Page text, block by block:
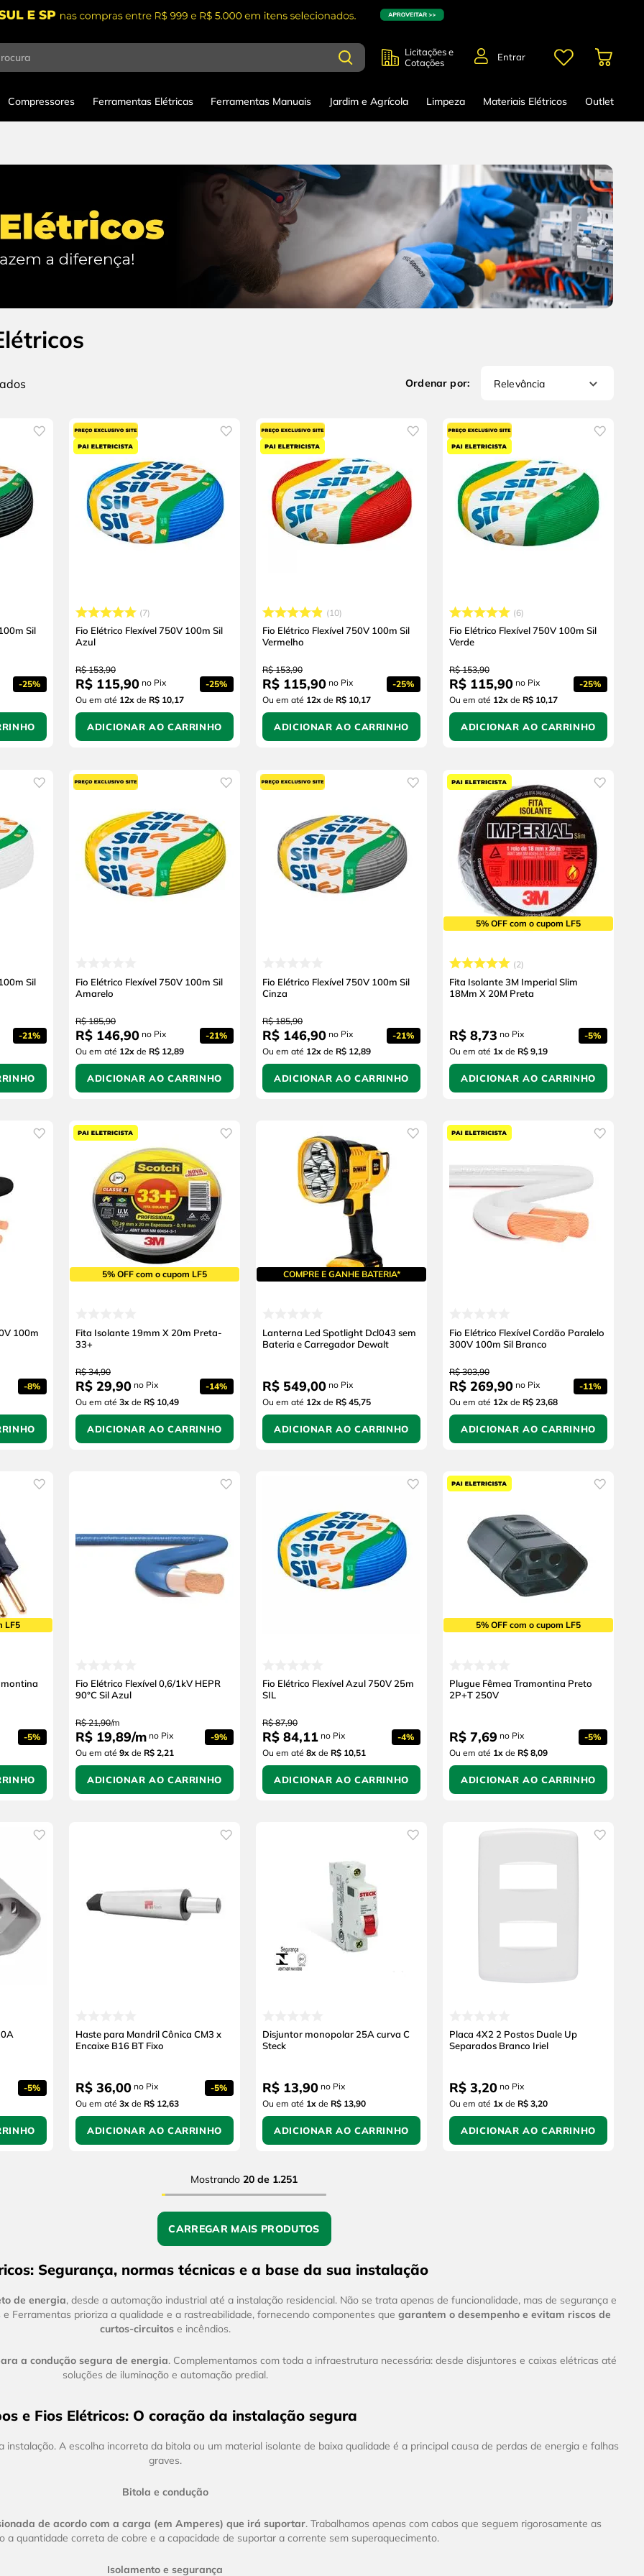
Licitações e
Cotações
Entrar
Compressores Ferramentas Elétricas Ferramentas Manuais Jardim e Agrícola Limpeza Materiais Elétricos Outlet
Relevância
Sil
-25%
7
Fio Elétrico Flexível 750V 100m Sil
Azul
R$ 153,90
R$ 115,90 no Pix -25%
Ou em até 12x de R$ 10,17
ADICIONAR AO CARRINHO
10
Fio Elétrico Flexível 750V 100m Sil
Vermelho
R$ 153,90
R$ 115,90 no Pix -25%
Ou em até 12x de R$ 10,17
ADICIONAR AO CARRINHO
6
Fio Elétrico Flexível 750V 100m Sil
Verde
R$ 153,90
R$ 115,90 no Pix -25%
Ou em até 12x de R$ 10,17
ADICIONAR AO CARRINHO
Sil
-21%
Fio Elétrico Flexível 750V 100m Sil
Amarelo
R$ 185,90
R$ 146,90 no Pix -21%
Ou em até 12x de R$ 12,89
ADICIONAR AO CARRINHO
Fio Elétrico Flexível 750V 100m Sil
Cinza
R$ 185,90
R$ 146,90 no Pix -21%
Ou em até 12x de R$ 12,89
ADICIONAR AO CARRINHO
5% OFF com o cupom LF5
2
Fita Isolante 3M Imperial Slim
18Mm X 20M Preta
R$ 8,73 no Pix -5%
Ou em até 1x de R$ 9,19
ADICIONAR AO CARRINHO
100m
-8%
5% OFF com o cupom LF5
Fita Isolante 19mm X 20m Preta-
33+
R$ 34,90
R$ 29,90 no Pix -14%
Ou em até 3x de R$ 10,49
ADICIONAR AO CARRINHO
COMPRE E GANHE BATERIA*
Lanterna Led Spotlight Dcl043 sem
Bateria e Carregador Dewalt
R$ 549,00 no Pix
Ou em até 12x de R$ 45,75
ADICIONAR AO CARRINHO
Fio Elétrico Flexível Cordão Paralelo
300V 100m Sil Branco
R$ 303,90
R$ 269,90 no Pix -11%
Ou em até 12x de R$ 23,68
ADICIONAR AO CARRINHO
LF5
-5%
Fio Elétrico Flexível 0,6/1kV HEPR
90°C Sil Azul
R$ 21,90/m
R$ 19,89/m no Pix -9%
Ou em até 9x de R$ 2,21
ADICIONAR AO CARRINHO
Fio Elétrico Flexível Azul 750V 25m
SIL
R$ 87,90
R$ 84,11 no Pix -4%
Ou em até 8x de R$ 10,51
ADICIONAR AO CARRINHO
5% OFF com o cupom LF5
Plugue Fêmea Tramontina Preto
2P+T 250V
R$ 7,69 no Pix -5%
Ou em até 1x de R$ 8,09
ADICIONAR AO CARRINHO
-5%
Haste para Mandril Cônica CM3 x
Encaixe B16 BT Fixo
R$ 36,00 no Pix -5%
Ou em até 3x de R$ 12,63
ADICIONAR AO CARRINHO
Disjuntor monopolar 25A curva C
Steck
R$ 13,90 no Pix
Ou em até 1x de R$ 13,90
ADICIONAR AO CARRINHO
Placa 4X2 2 Postos Duale Up
Separados Branco Iriel
R$ 3,20 no Pix
Ou em até 1x de R$ 3,20
ADICIONAR AO CARRINHO
Mostrando 20 de 1.251
Segurança, normas técnicas e a base da sua instalação
de energia, desde a automação industrial até a instalação residencial. Não se trata apenas de funcionalidade, mas de segurança e
Ferramentas prioriza a qualidade e a rastreabilidade, fornecendo componentes que garantem o desempenho e evitam riscos de
curtos-circuitose incêndios.
a condução segura de energia. Complementamos com toda a infraestrutura necessária: desde disjuntores e caixas elétricas até
soluções de iluminação e automação predial.
e Fios Elétricos: O coração da instalação segura
A escolha incorreta da bitola ou um material isolante de baixa qualidade é a principal causa de perdas de energia e falhas
graves.
Bitola e condução
de acordo com a carga (em Amperes) que irá suportar. Trabalhamos apenas com cabos que seguem rigorosamente as
a quantidade correta de cobre e a capacidade de suportar a corrente sem superaquecimento.
Isolamento e segurança